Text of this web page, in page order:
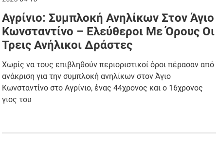
Αγρίνιο: Συμπλοκή Ανηλίκων Στον Άγιο
Κωνσταντίνο – Ελεύθεροι Με Όρους Οι
Τρεις Ανήλικοι Δράστες
Χωρίς να τους επιβληθούν περιοριστικοί όροι πέρασαν από
ανάκριση για την συμπλοκή ανηλίκων στον Άγιο
Κωνσταντίνο στο Αγρίνιο, ένας 44χρονος και ο 16χρονος
γιος του